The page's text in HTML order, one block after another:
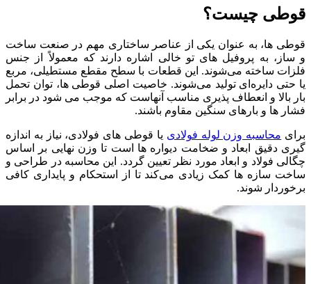
قوطی چیست؟
قوطی‌ ها، به عنوان یکی از عناصر ساختاری مهم در صنعت ساخت
و ساز، به پروفیل‌ های تو خالی اشاره دارند که معمولاً از جنس
فلزات ساخته می‌شوند. این قطعات با سطح مقطع مستطیلی، مربع
یا حتی دایره‌ای تولید می‌شوند. خاصیت اصلی قوطی‌ ها، توان تحمل
بار بالا و انعطاف‌ پذیری مناسب آنهاست که موجب می‌ شود در برابر
فشار ها و بارهای سنگین مقاوم باشند.
برای محاسبه وزن لوله فولادی یا قوطی‌ های فولادی، نیاز به اندازه‌
گیری دقیق ابعاد و ضخامت دیواره‌ ها است تا وزن نهایی بر اساس
چگالی فولاد و ابعاد مورد نظر تعیین گردد. این محاسبه در طراحی و
ساخت سازه‌ ها کمک زیادی می‌کند تا از استحکام و پایداری کافی
برخوردار شوند.